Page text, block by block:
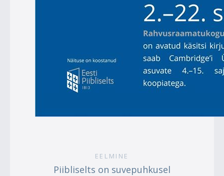
EELMINE
Piibliselts on suvepuhkusel